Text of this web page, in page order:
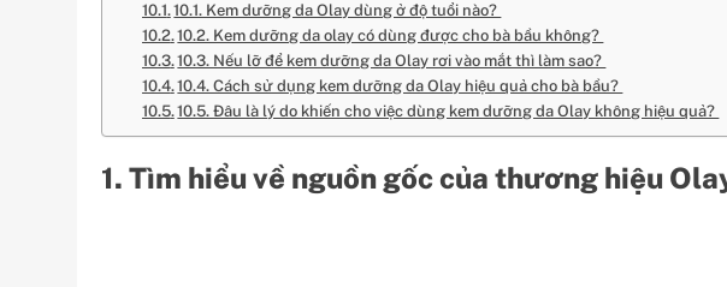
10.1. Kem dưỡng da Olay dùng ở độ tuổi nào?
10.2. Kem dưỡng da olay có dùng được cho bà bầu không?
10.3. Nếu lỡ để kem dưỡng da Olay rơi vào mắt thì làm sao?
10.4. Cách sử dụng kem dưỡng da Olay hiệu quả cho bà bầu?
10.5. Đâu là lý do khiến cho việc dùng kem dưỡng da Olay không hiệu quả?
1. Tìm hiểu về nguồn gốc của thương hiệu